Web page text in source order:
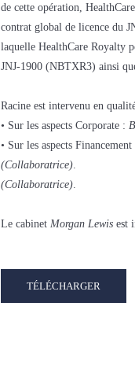
de cette opération,
contrat global de licence du
laquelle HealthCare Royalty
JNJ-1900 (NBTXR3) ainsi
Racine est intervenu en
• Sur les aspects Corporate :
• Sur les aspects Financement
(Collaboratrice) . • Sur
(Collaboratrice)
Le cabinet Morgan Lewis est
TÉLÉCHARGER